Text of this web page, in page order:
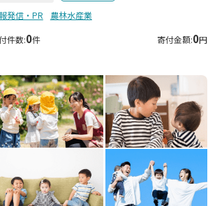
発信・PR
農林水産業
件数:0件 寄付金額:0円